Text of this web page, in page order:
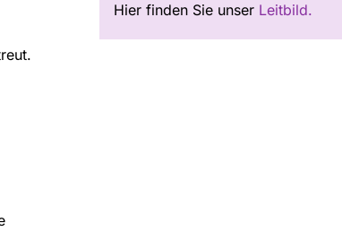
Hier finden Sie unser Leitbild.